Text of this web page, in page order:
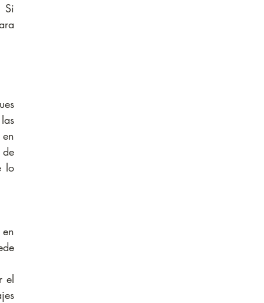
Si
lo
el